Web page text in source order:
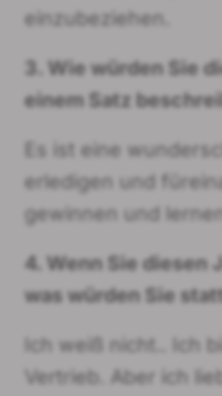
einzubeziehen.
3. Wie würden Sie
einem Satz
Es ist eine
erledigen und
gewinnen und
4. Wenn Sie diesen
was würden Sie
Ich weiß nicht.. Ich
Vertrieb. Aber ich